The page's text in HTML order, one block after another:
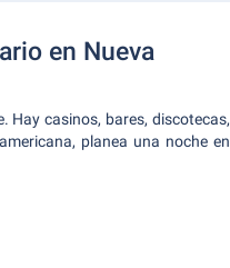
en Nueva
Hay casinos, bares, discotecas,
planea una noche en